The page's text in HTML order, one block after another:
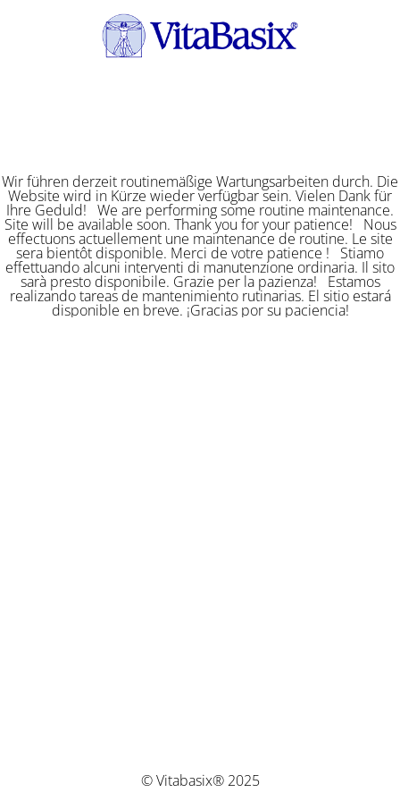
Wir führen derzeit routinemäßige Wartungsarbeiten durch. Die
Website wird in Kürze wieder verfügbar sein. Vielen Dank für
Ihre Geduld! We are performing some routine maintenance.
Site will be available soon. Thank you for your patience! Nous
effectuons actuellement une maintenance de routine. Le site
sera bientôt disponible. Merci de votre patience ! Stiamo
effettuando alcuni interventi di manutenzione ordinaria. Il sito
sarà presto disponibile. Grazie per la pazienza! Estamos
realizando tareas de mantenimiento rutinarias. El sitio estará
disponible en breve. ¡Gracias por su paciencia!
© Vitabasix® 2025